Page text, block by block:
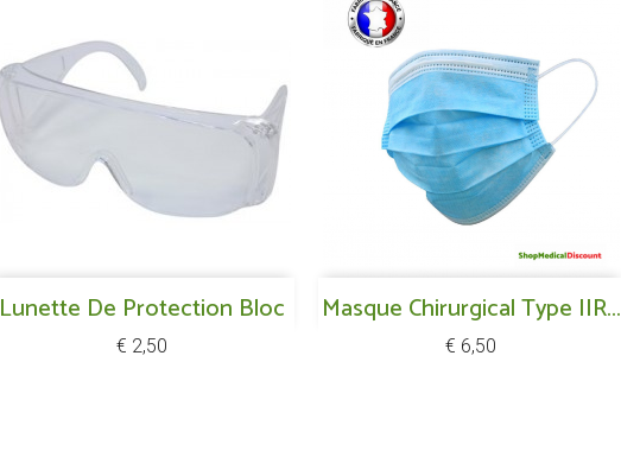
Lunette De Protection Bloc
Prijs
€ 2,50
Snel bekijken Masque Chirurgical Type IIR...
Prijs
€ 6,50
Snel bekijken